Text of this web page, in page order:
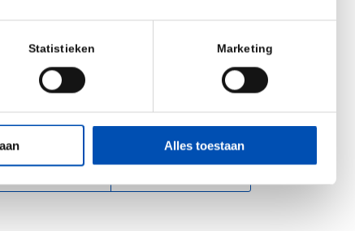
Statistieken Marketing
Alles toestaan